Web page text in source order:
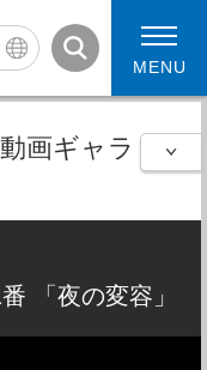
コンサート動画
MENU
画ギャラリ
「夜の変容」